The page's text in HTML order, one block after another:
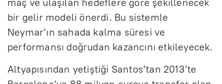
maç ve ulaşılan hedeflere göre şekillenecek
bir gelir modeli önerdi. Bu sistemle
Neymar’ın sahada kalma süresi ve
performansı doğrudan kazancını etkileyecek.
Altyapısından yetiştiği Santos’tan 2013’te